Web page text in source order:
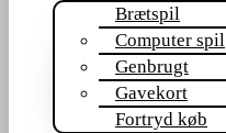
Brætspil
Computer spil
Genbrugt
Gavekort
Fortryd køb